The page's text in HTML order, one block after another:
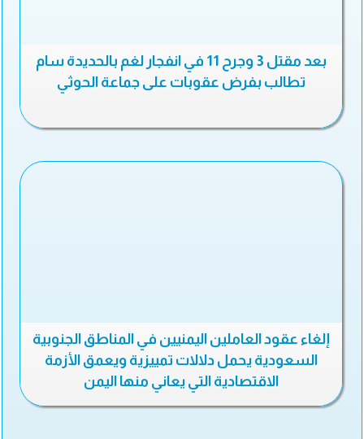
بعد مقتل 3 وجرح 11 في انفجار لغم بالحديدة سام
تطالب بفرض عقوبات على جماعة الحوثي
إلغاء عقود العاملين اليمنيين في المناطق الجنوبية
السعودية يحمل دلالات تمييزية ويعمق الأزمة
الاقتصادية التي يعاني منها اليمن